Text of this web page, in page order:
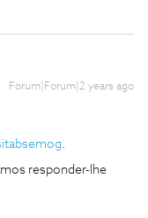
Forum|Forum|2 years ago
.
responder-lhe